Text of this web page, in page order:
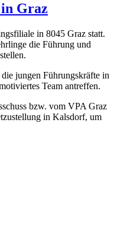
Graz
in 8045 Graz statt.
die Führung und
jungen Führungskräfte in
Team antreffen.
bzw. vom VPA Graz
in Kalsdorf, um